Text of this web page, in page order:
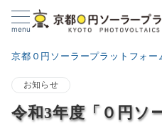
Skip
tomenu
京都０円ソーラープラットフォー
お知らせ
令和3年度「０円ソ